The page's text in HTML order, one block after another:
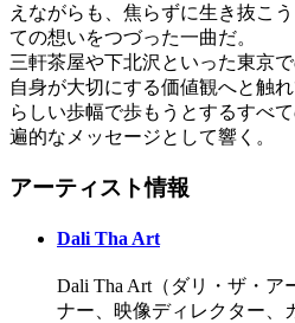
えながらも、焦らずに生き抜こ
ての想いをつづった一曲だ。
三軒茶屋や下北沢といった東京
自身が大切にする価値観へと触
らしい歩幅で歩もうとするすべ
遍的なメッセージとして響く。
アーティスト情報
Dali Tha Art
Dali Tha Art（ダリ・ザ・ア
ナー、映像ディレクター、